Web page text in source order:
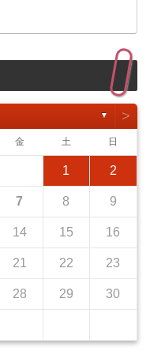
▼ >
金 土 日
1 2
7 8 9
14 15 16
21 22 23
28 29 30